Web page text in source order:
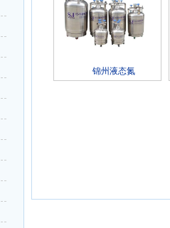
锦州液态氮